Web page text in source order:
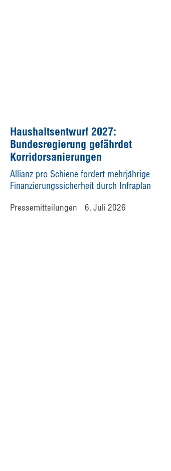
Haushaltsentwurf 2027:
Bundesregierung gefährdet
Korridorsanierungen
Allianz pro Schiene fordert mehrjährige
Finanzierungssicherheit durch Infraplan
Pressemitteilungen 6. Juli 2026